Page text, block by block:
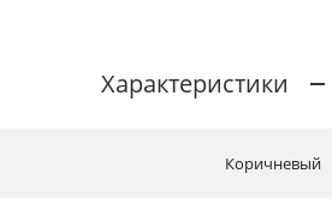
Характеристики
Коричневый